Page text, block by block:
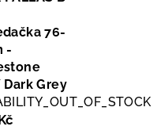
76-
-
Grey